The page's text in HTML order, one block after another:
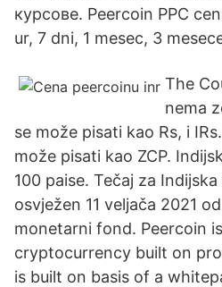
курсове. Peercoin PPC
ur, 7 dni, 1 mesec, 3
The
nema
se može pisati kao Rs, i
može pisati kao ZCP.
100 paise. Tečaj za
osvježen 11 veljača 2021
monetarni fond. Peercoin
cryptocurrency built on
is built on basis of a